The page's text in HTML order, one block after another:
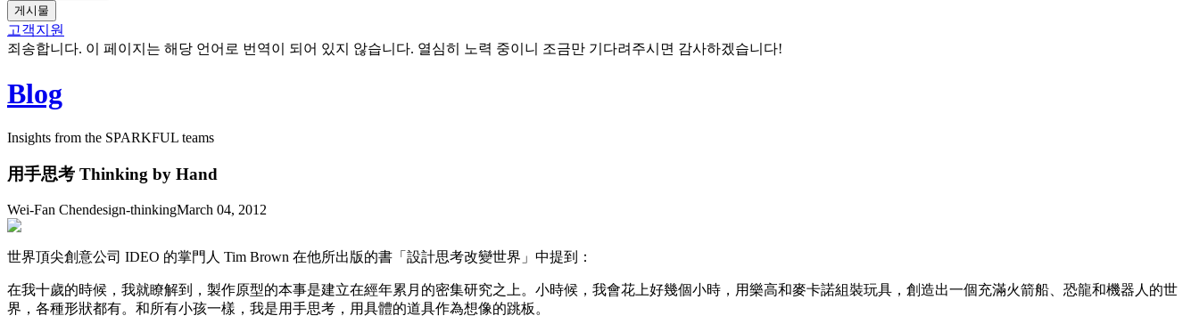
게시물
고객지원
죄송합니다. 이 페이지는 해당 언어로 번역이 되어 있지 않습니다. 열심히 노력 중이니 조금만 기다려주시면 감사하겠습니다!
Blog
Insights from the SPARKFUL teams
用手思考 Thinking by Hand
Wei-Fan Chendesign-thinkingMarch 04, 2012
世界頂尖創意公司 IDEO 的掌門人 Tim Brown 在他所出版的書「設計思考改變世界」中提到：
在我十歲的時候，我就瞭解到，製作原型的本事是建立在經年累月的密集研究之上。小時候，我會花上好幾個小時，用樂高和麥卡諾組裝玩具，創造出一個充滿火箭船、恐龍和機器人的世
界，各種形狀都有。和所有小孩一樣，我是用手思考，用具體的道具作為想像的跳板。